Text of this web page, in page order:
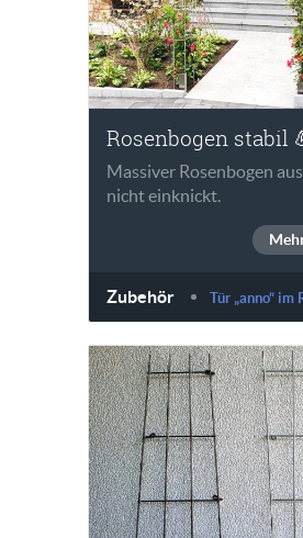
Rosenbogen stabil
Massiver Rosenbogen
nicht einknickt.
Zubehör Tür „anno“ im